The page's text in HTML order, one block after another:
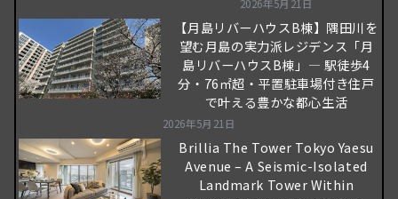
2026年5月21日
【月島リバーハウスB棟】隅田川を
望む月島の実力派レジデンス「月
島リバーハウスB棟」― 駅徒歩4
分・76㎡超・平置駐車場付き住戸
で叶える豊かな都心生活
2026年5月21日
Brillia The Tower Tokyo Yaesu
Avenue – A Seismic-Isolated
Landmark Tower Within